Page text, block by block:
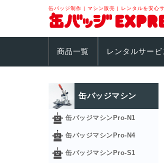
缶バッジ制作 | マシン販売 | レンタルを安心サ
商品一覧 レンタルサービ
缶バッジマシン
缶バッジマシンPro-N1
缶バッジマシンPro-N4
缶バッジマシンPro-S1